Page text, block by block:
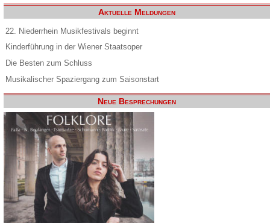
Aktuelle Meldungen
22. Niederrhein Musikfestivals beginnt
Kinderführung in der Wiener Staatsoper
Die Besten zum Schluss
Musikalischer Spaziergang zum Saisonstart
Neue Besprechungen